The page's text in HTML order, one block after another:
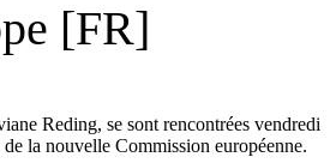
[FR]
Reding, se sont rencontrées vendredi
la nouvelle Commission européenne.